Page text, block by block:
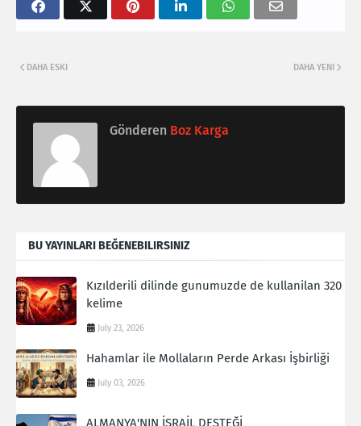
DAHA YENI
DAHA ESKI
Gönderen Boz Karga
BU YAYINLARI BEĞENEBILIRSINIZ
Kızılderili dilinde gunumuzde de kullanilan 320
kelime
July 23, 2026
Hahamlar ile Mollaların Perde Arkası İşbirliği
July 03, 2026
ALMANYA'NIN İSRAİL DESTEĞİ